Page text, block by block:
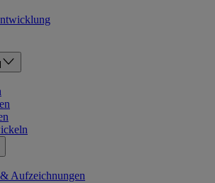
Aufzeichnungen